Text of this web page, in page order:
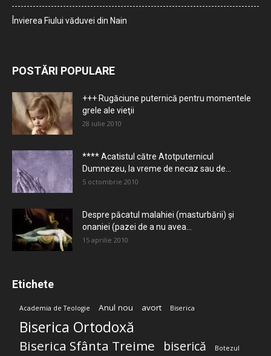
Învierea Fiului văduvei din Nain
POSTĂRI POPULARE
+++ Rugăciune puternică pentru momentele
grele ale vieţii
28 iulie 2010
**** Acatistul către Atotputernicul
Dumnezeu, la vreme de necaz sau de...
5 octombrie 2010
Despre păcatul malahiei (masturbării) şi
onaniei (pazei de a nu avea...
15 aprilie 2010
Etichete
Academia de Teologie Anul nou avort Biserica
Biserica Ortodoxă
Biserica Sfânta Treime biserică Botezul